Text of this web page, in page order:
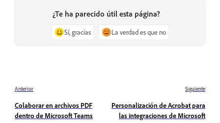
¿Te ha parecido útil esta página?
Sí, gracias La verdad es que no
Anterior
Colaborar en archivos PDF
dentro de Microsoft Teams
Siguiente
Personalización de Acrobat para
las integraciones de Microsoft